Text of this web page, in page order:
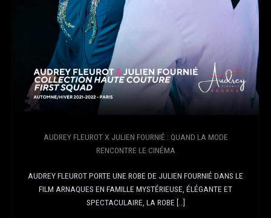
AUDREY FLEUROT X JULIEN FOURNIÉ : QUAND LA MODE
RENCONTRE LE CINÉMA
AUDREY FLEUROT PORTE UNE ROBE DE JULIEN FOURNIÉ DANS LE
FILM ARNAQUES EN FAMILLE MYSTÉRIEUSE, ÉLÉGANTE ET
SPECTACULAIRE, LA ROBE […]